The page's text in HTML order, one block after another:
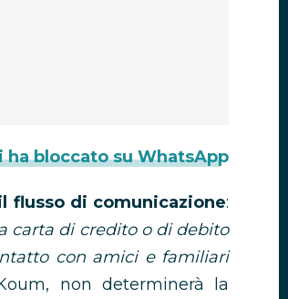
bloccato su WhatsApp
flusso di comunicazione:
carta di credito o di debito
con amici e familiari
non determinerà la